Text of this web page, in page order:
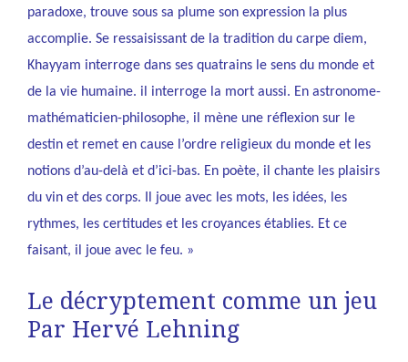
paradoxe, trouve sous sa plume son expression la plus
accomplie. Se ressaisissant de la tradition du carpe diem,
Khayyam interroge dans ses quatrains le sens du monde et
de la vie humaine. il interroge la mort aussi. En astronome-
mathématicien-philosophe, il mène une réflexion sur le
destin et remet en cause l’ordre religieux du monde et les
notions d’au-delà et d’ici-bas. En poète, il chante les plaisirs
du vin et des corps. Il joue avec les mots, les idées, les
rythmes, les certitudes et les croyances établies. Et ce
faisant, il joue avec le feu. »
Le décryptement comme un jeu
Par Hervé Lehning